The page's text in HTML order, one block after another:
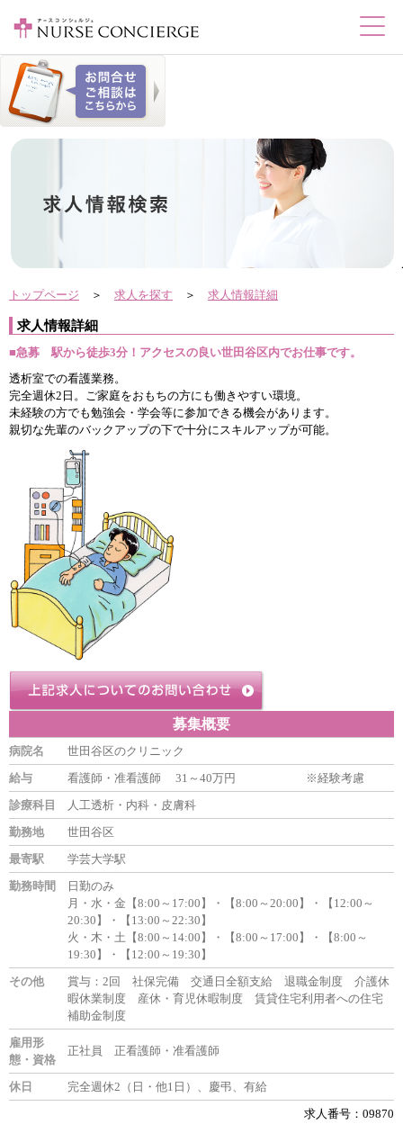
トップページ ＞ 求人を探す ＞ 求人情報詳細
求人情報詳細
■急募 駅から徒歩3分！アクセスの良い世田谷区内でお仕事です。
透析室での看護業務。
完全週休2日。ご家庭をおもちの方にも働きやすい環境。
未経験の方でも勉強会・学会等に参加できる機会があります。
親切な先輩のバックアップの下で十分にスキルアップが可能。
募集概要
病院名
世田谷区のクリニック
給与
看護師・准看護師 31～40万円 ※経験考慮
診療科目
人工透析・内科・皮膚科
勤務地
世田谷区
最寄駅
学芸大学駅
勤務時間
日勤のみ
月・水・金【8:00～17:00】・【8:00～20:00】・【12:00～
20:30】・【13:00～22:30】
火・木・土【8:00～14:00】・【8:00～17:00】・【8:00～
19:30】・【12:00～19:30】
その他
賞与：2回 社保完備 交通日全額支給 退職金制度 介護休
暇休業制度 産休・育児休暇制度 賃貸住宅利用者への住宅
補助金制度
雇用形
態・資格
正社員 正看護師・准看護師
休日
完全週休2（日・他1日）、慶弔、有給
求人番号：09870